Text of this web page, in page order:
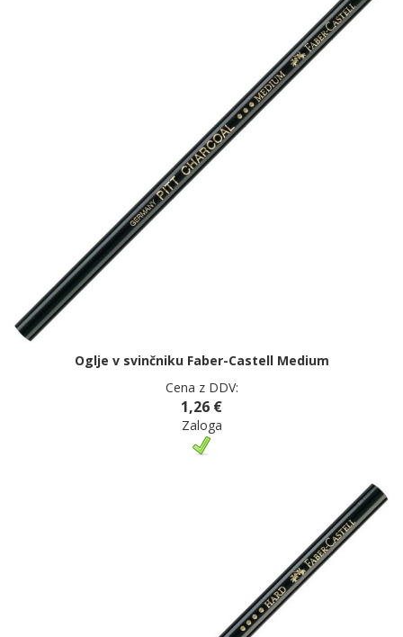
Oglje v svinčniku Faber-Castell Medium
Cena z DDV:
1,26 €
Zaloga